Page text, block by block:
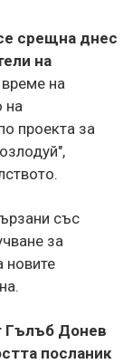
срещна днес
на
на
на
проекта за
със
за
новите
Гълъб Донев
посланик